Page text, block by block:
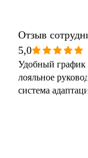
Отзыв
5,0
Удобный график
лояльное
система